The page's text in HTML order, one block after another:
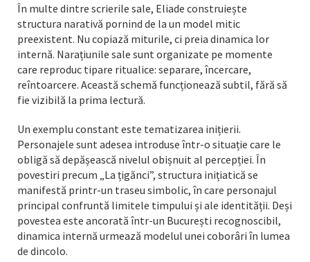
În multe dintre scrierile sale, Eliade construiește
structura narativă pornind de la un model mitic
preexistent. Nu copiază miturile, ci preia dinamica lor
internă. Narațiunile sale sunt organizate pe momente
care reproduc tipare ritualice: separare, încercare,
reîntoarcere. Această schemă funcționează subtil, fără să
fie vizibilă la prima lectură.
Un exemplu constant este tematizarea inițierii.
Personajele sunt adesea introduse într-o situație care le
obligă să depășească nivelul obișnuit al percepției. În
povestiri precum „La țigănci”, structura inițiatică se
manifestă printr-un traseu simbolic, în care personajul
principal confruntă limitele timpului și ale identității. Deși
povestea este ancorată într-un București recognoscibil,
dinamica internă urmează modelul unei coborâri în lumea
de dincolo.